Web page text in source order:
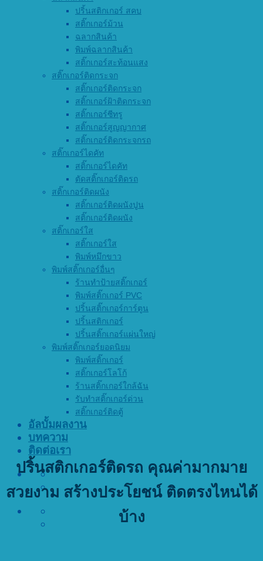
ปริ้นสติกเกอร์ สคบ
สติ๊กเกอร์ม้วน
ฉลากสินค้า
พิมพ์ฉลากสินค้า
สติ๊กเกอร์สะท้อนแสง
สติ๊กเกอร์ติดกระจก
สติ๊กเกอร์ติดกระจก
สติ๊กเกอร์ฝ้าติดกระจก
สติ๊กเกอร์ซีทรู
สติ๊กเกอร์สูญญากาศ
สติ๊กเกอร์ติดกระจกรถ
สติ๊กเกอร์ไดคัท
สติ๊กเกอร์ไดคัท
ตัดสติ๊กเกอร์ติดรถ
สติ๊กเกอร์ติดผนัง
สติ๊กเกอร์ติดผนังปูน
สติ๊กเกอร์ติดผนัง
สติ๊กเกอร์ใส
สติ๊กเกอร์ใส
พิมพ์หมึกขาว
พิมพ์สติ๊กเกอร์อื่นๆ
ร้านทำป้ายสติ๊กเกอร์
พิมพ์สติ๊กเกอร์ PVC
ปริ้นสติ๊กเกอร์การ์ตูน
ปริ้นสติกเกอร์
ปริ้นสติ๊กเกอร์แผ่นใหญ่
พิมพ์สติ๊กเกอร์ยอดนิยม
พิมพ์สติ๊กเกอร์
สติ๊กเกอร์โลโก้
ร้านสติ๊กเกอร์ใกล้ฉัน
รับทำสติ๊กเกอร์ด่วน
สติ๊กเกอร์ติดตู้
อัลบั้มผลงาน
บทความ
ติดต่อเรา
ปริ้นสติกเกอร์ติดรถ คุณค่ามากมาย
สวยงาม สร้างประโยชน์ ติดตรงไหนได้
บ้าง